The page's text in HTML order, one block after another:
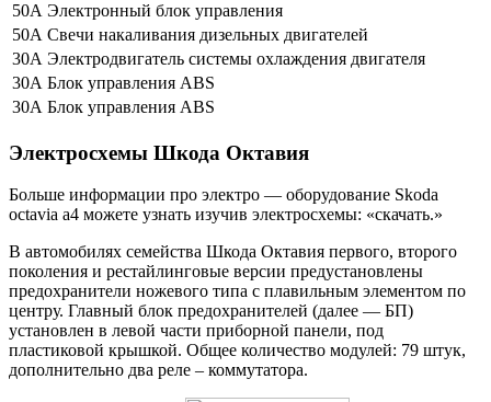
50А Электронный блок управления
50А Свечи накаливания дизельных двигателей
30А Электродвигатель системы охлаждения двигателя
30А Блок управления ABS
30А Блок управления ABS
Электросхемы Шкода Октавия
Больше информации про электро — оборудование Skoda
octavia a4 можете узнать изучив электросхемы: «скачать.»
В автомобилях семейства Шкода Октавия первого, второго
поколения и рестайлинговые версии предустановлены
предохранители ножевого типа с плавильным элементом по
центру. Главный блок предохранителей (далее — БП)
установлен в левой части приборной панели, под
пластиковой крышкой. Общее количество модулей: 79 штук,
дополнительно два реле – коммутатора.